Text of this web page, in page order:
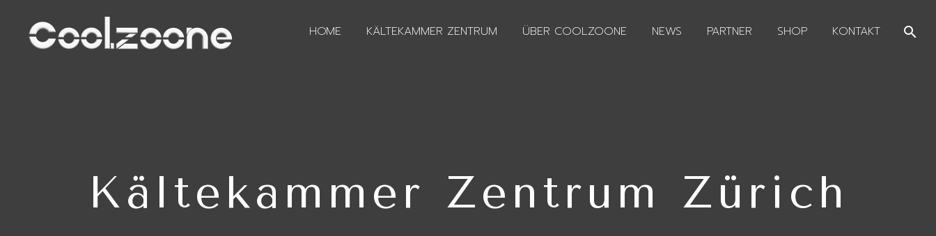
HOME KÄLTEKAMMER ZENTRUM ÜBER COOLZOONE NEWS PARTNER SHOP KONTAKT
Kältekammer Zentrum Zürich